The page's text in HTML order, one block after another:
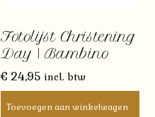
Fotolijst Christening
Day | Bambino
€ 24,95 incl. btw
Toevoegen aan winkelwagen